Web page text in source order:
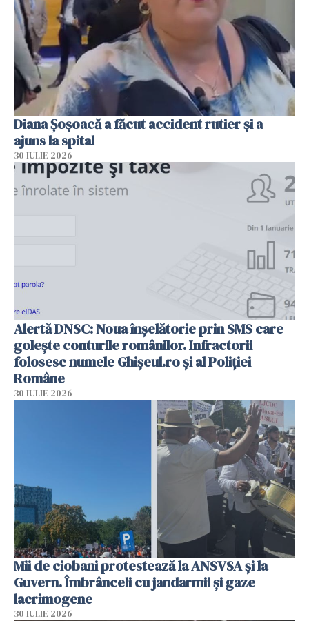
Diana Șoșoacă a făcut accident rutier și a
ajuns la spital
30 IULIE 2026
Alertă DNSC: Noua înșelătorie prin SMS care
golește conturile românilor. Infractorii
folosesc numele Ghișeul.ro și al Poliției
Române
30 IULIE 2026
Mii de ciobani protestează la ANSVSA și la
Guvern. Îmbrânceli cu jandarmii și gaze
lacrimogene
30 IULIE 2026